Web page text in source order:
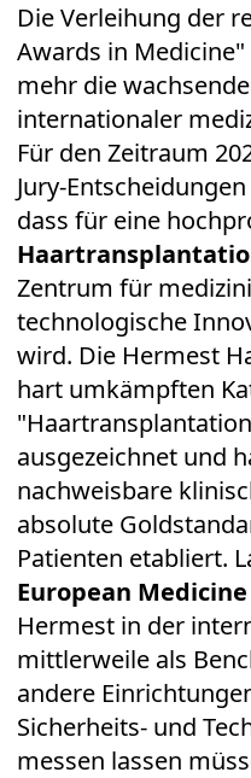
Die Verleihung der
Awards in
mehr die
internationaler
Für den Zeitraum
Jury-
dass für eine
Zentrum für
technologische
wird. Die Hermest
hart umkämpften
ausgezeichnet und
nachweisbare
absolute
Patienten etabliert.
European
Hermest in der
mittlerweile als
andere
Sicherheits- und
messen lassen